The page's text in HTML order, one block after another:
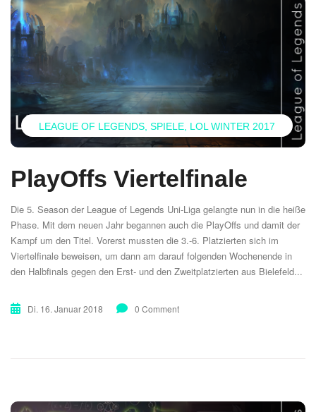
LEAGUE OF LEGENDS SPIELE LOL WINTER 2017
PlayOffs Viertelfinale
Die 5. Season der League of Legends Uni-Liga gelangte nun in die heiße
Phase. Mit dem neuen Jahr begannen auch die PlayOffs und damit der
Kampf um den Titel. Vorerst mussten die 3.-6. Platzierten sich im
Viertelfinale beweisen, um dann am darauf folgenden Wochenende in
den Halbfinals gegen den Erst- und den Zweitplatzierten aus Bielefeld...
Di. 16. Januar 2018 0 Comment